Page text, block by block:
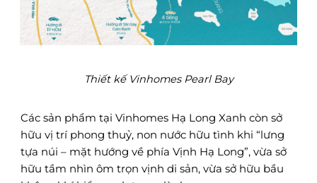
Thiết kế Vinhomes Pearl Bay
Các sản phẩm tại Vinhomes Hạ Long Xanh còn sở
hữu vị trí phong thuỷ, non nước hữu tình khi “lưng
tựa núi – mặt hướng về phía Vịnh Hạ Long”, vừa sở
hữu tầm nhìn ôm trọn vịnh di sản, vừa sở hữu bầu